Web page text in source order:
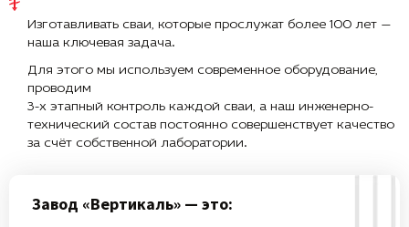
Изготавливать сваи, которые прослужат более 100 лет —
наша ключевая задача.
Для этого мы используем современное оборудование,
проводим
3-х этапный контроль каждой сваи, а наш инженерно-
технический состав постоянно совершенствует качество
за счёт собственной лаборатории.
Завод «Вертикаль» — это: